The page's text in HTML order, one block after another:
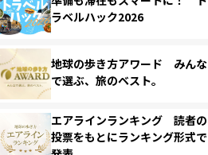
ラベルハック2026
地球の歩き方アワード みんな
で選ぶ、旅のベスト。
エアラインランキング 読者の
投票をもとにランキング形式で